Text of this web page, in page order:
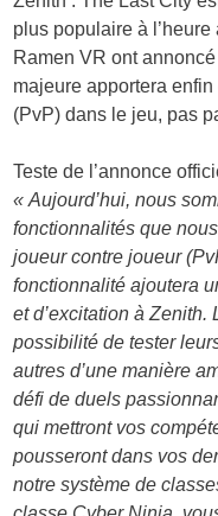
plus populaire à
Ramen VR ont
majeure apportera
(PvP) dans le jeu, pas
Teste de l’annonce
« Aujourd’hui, nous
fonctionnalités que
joueur contre joueur
fonctionnalité ajoutera
et d’excitation à
possibilité de tester
autres d’une manière
défi de duels
qui mettront vos
pousseront dans vos
notre système de